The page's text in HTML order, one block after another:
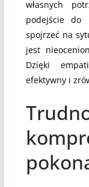
własnych
podejście do
spojrzeć na
jest
Dzięki
efektywny i